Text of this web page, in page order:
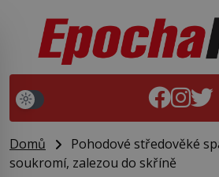
Domů
Pohodové středověké
soukromí, zalezou do skříně